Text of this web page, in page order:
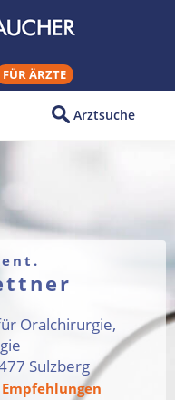
FÜR ÄRZTE
Arztsuche
Oralchirurgie,
Sulzberg